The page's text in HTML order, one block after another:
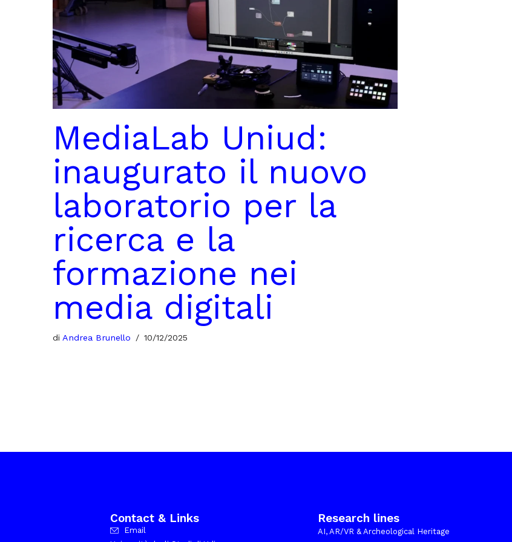
MediaLab Uniud:
inaugurato il nuovo
laboratorio per la
ricerca e la
formazione nei
media digitali
di Andrea Brunello 10/12/2025
Contact & Links
Email
Research lines
AI, AR/VR & Archeological Heritage